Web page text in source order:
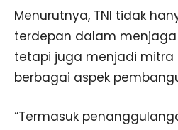
Menurutnya, TNI tidak
terdepan dalam
tetapi juga menjadi
berbagai aspek
“Termasuk